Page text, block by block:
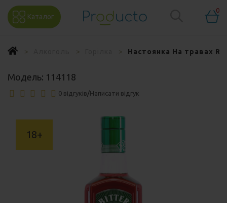
Каталог
0
Настоянка На травах
Модель: 114118
0 відгуків/Написати відгук
18+